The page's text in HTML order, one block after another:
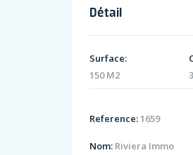
Détail
Surface:
150 M2
3
Reference: 1659
Nom: Riviera Immo